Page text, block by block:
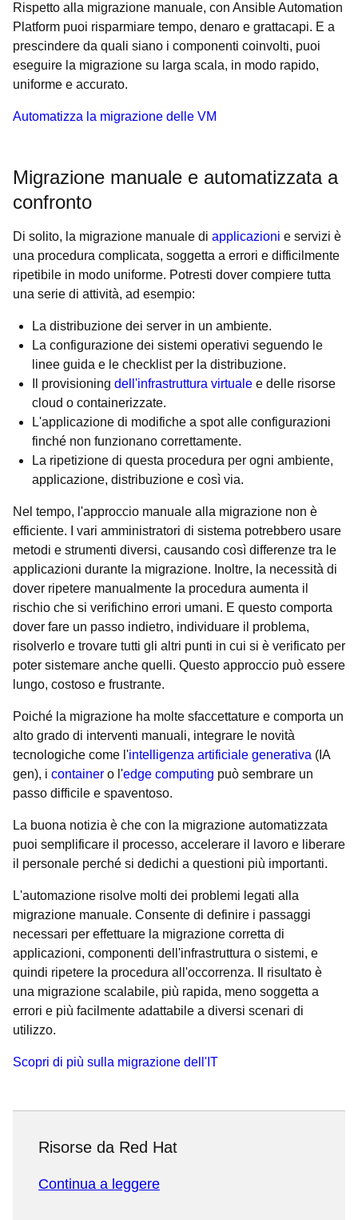
Rispetto alla migrazione manuale, con Ansible Automation
Platform puoi risparmiare tempo, denaro e grattacapi. E a
prescindere da quali siano i componenti coinvolti, puoi
eseguire la migrazione su larga scala, in modo rapido,
uniforme e accurato.
Automatizza la migrazione delle VM
Migrazione manuale e automatizzata a
confronto
Di solito, la migrazione manuale di applicazioni e servizi è
una procedura complicata, soggetta a errori e difficilmente
ripetibile in modo uniforme. Potresti dover compiere tutta
una serie di attività, ad esempio:
La distribuzione dei server in un ambiente.
La configurazione dei sistemi operativi seguendo le
linee guida e le checklist per la distribuzione.
Il provisioning dell'infrastruttura virtuale e delle risorse
cloud o containerizzate.
L'applicazione di modifiche a spot alle configurazioni
finché non funzionano correttamente.
La ripetizione di questa procedura per ogni ambiente,
applicazione, distribuzione e così via.
Nel tempo, l'approccio manuale alla migrazione non è
efficiente. I vari amministratori di sistema potrebbero usare
metodi e strumenti diversi, causando così differenze tra le
applicazioni durante la migrazione. Inoltre, la necessità di
dover ripetere manualmente la procedura aumenta il
rischio che si verifichino errori umani. E questo comporta
dover fare un passo indietro, individuare il problema,
risolverlo e trovare tutti gli altri punti in cui si è verificato per
poter sistemare anche quelli. Questo approccio può essere
lungo, costoso e frustrante.
Poiché la migrazione ha molte sfaccettature e comporta un
alto grado di interventi manuali, integrare le novità
tecnologiche come l'intelligenza artificiale generativa (IA
gen), i container o l'edge computing può sembrare un
passo difficile e spaventoso.
La buona notizia è che con la migrazione automatizzata
puoi semplificare il processo, accelerare il lavoro e liberare
il personale perché si dedichi a questioni più importanti.
L'automazione risolve molti dei problemi legati alla
migrazione manuale. Consente di definire i passaggi
necessari per effettuare la migrazione corretta di
applicazioni, componenti dell'infrastruttura o sistemi, e
quindi ripetere la procedura all'occorrenza. Il risultato è
una migrazione scalabile, più rapida, meno soggetta a
errori e più facilmente adattabile a diversi scenari di
utilizzo.
Scopri di più sulla migrazione dell'IT
Risorse da Red Hat
Continua a leggere